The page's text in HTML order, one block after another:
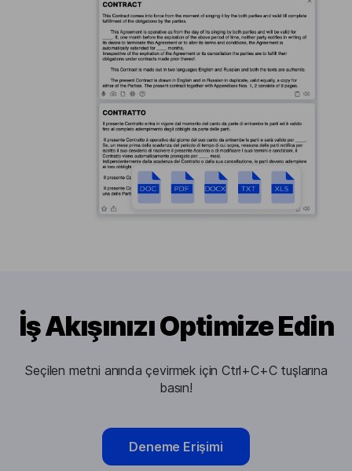
İş Akışınızı Optimize Edin
Seçilen metni anında çevirmek için Ctrl+C+C tuşlarına
basın!
Deneme Erişimi